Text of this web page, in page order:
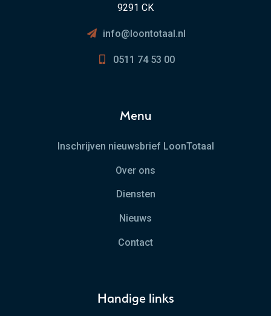
9291 CK
info@loontotaal.nl
0511 74 53 00
Menu
Inschrijven nieuwsbrief LoonTotaal
Over ons
Diensten
Nieuws
Contact
Handige links